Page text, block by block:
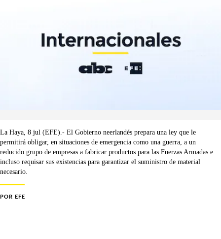
La Haya, 8 jul (EFE).- El Gobierno neerlandés prepara una ley que le
permitirá obligar, en situaciones de emergencia como una guerra, a un
reducido grupo de empresas a fabricar productos para las Fuerzas Armadas e
incluso requisar sus existencias para garantizar el suministro de material
necesario.
POR EFE